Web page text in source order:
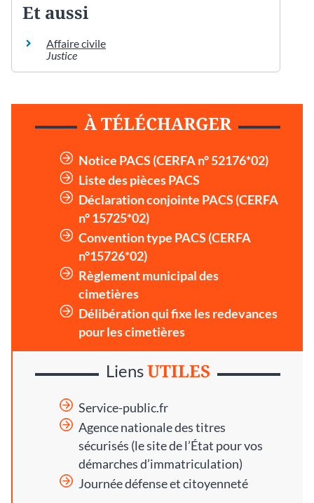
Et aussi
Affaire civile
Justice
À TÉLÉCHARGER
Notice PACS (CERFA n° 52176*02)
Liste des pièces PACS
Déclaration conjointe PACS (CERFA
n° 15725*02)
Convention type PACS (CERFA
n°15726*02)
Règlement municipal des
cimetières
Délibération qui fixe les redevances
pour les cimetières
LiensUTILES
Service-public.fr
Agence nationale des titres
sécurisés (le site de l’État pour vos
démarches d’immatriculation)
Journée défense et citoyenneté